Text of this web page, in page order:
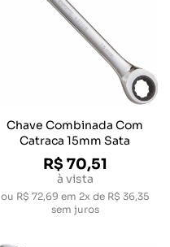
Chave Combinada Com
Catraca 15mm Sata
R$ 70,51
à vista
ou R$ 72,69 em 2x de R$ 36,35
sem juros